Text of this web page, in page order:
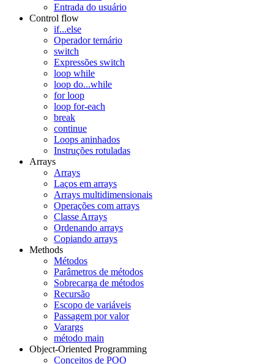
Entrada do usuário
Control flow
if...else
Operador ternário
switch
Expressões switch
loop while
loop do...while
for loop
loop for-each
break
continue
Loops aninhados
Instruções rotuladas
Arrays
Arrays
Laços em arrays
Arrays multidimensionais
Operações com arrays
Classe Arrays
Ordenando arrays
Copiando arrays
Methods
Métodos
Parâmetros de métodos
Sobrecarga de métodos
Recursão
Escopo de variáveis
Passagem por valor
Varargs
método main
Object-Oriented Programming
Conceitos de POO